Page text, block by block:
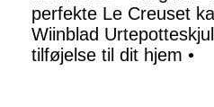
perfekte Le Creuset
Wiinblad
tilføjelse til dit hjem •